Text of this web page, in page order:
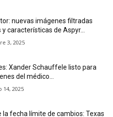
nuevas imágenes filtradas
características de Aspyr...
3, 2025
Xander Schauffele listo para
del médico...
14, 2025
la fecha límite de cambios: Texas